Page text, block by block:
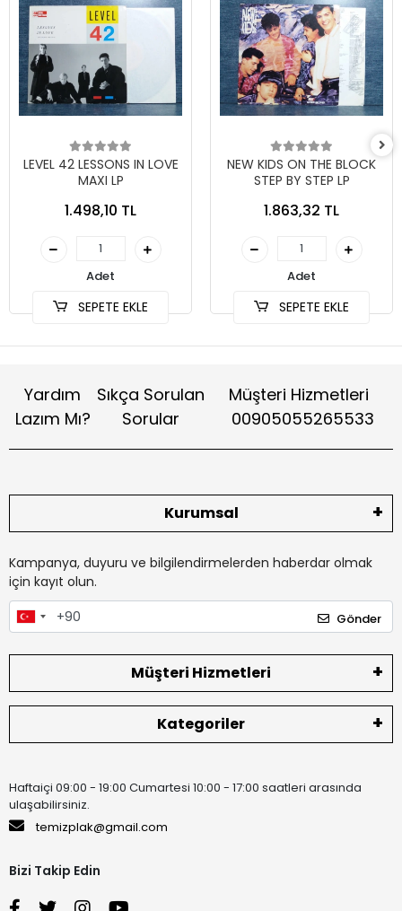
LEVEL 42 LESSONS IN LOVE
MAXI LP
1.498,10 TL
Adet
SEPETE EKLE
NEW KIDS ON THE BLOCK
STEP BY STEP LP
1.863,32 TL
Adet
SEPETE EKLE
Yardım
Lazım Mı?
Sıkça Sorulan
Sorular
Müşteri Hizmetleri
00905055265533
Kurumsal
Kampanya, duyuru ve bilgilendirmelerden haberdar olmak
için kayıt olun.
Gönder
Müşteri Hizmetleri
Kategoriler
Haftaiçi 09:00 - 19:00 Cumartesi 10:00 - 17:00 saatleri arasında
ulaşabilirsiniz.
temizplak@gmail.com
Bizi Takip Edin